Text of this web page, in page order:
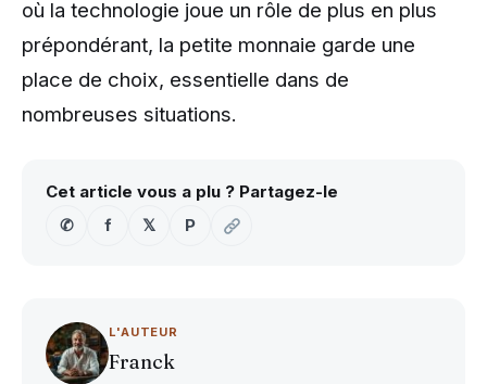
où la technologie joue un rôle de plus en plus
prépondérant, la petite monnaie garde une
place de choix, essentielle dans de
nombreuses situations.
Cet article vous a plu ? Partagez-le
✆
f 𝕏 P
L'AUTEUR
Franck